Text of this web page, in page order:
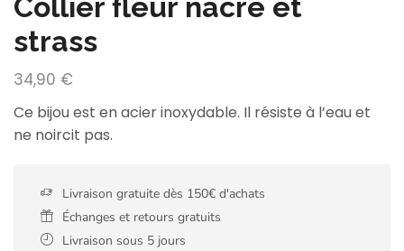
Collier fleur nacre et
strass
34,90 €
Ce bijou est en acier inoxydable. Il résiste à l’eau et
ne noircit pas.
Livraison gratuite dès 150€ d'achats
Échanges et retours gratuits
Livraison sous 5 jours